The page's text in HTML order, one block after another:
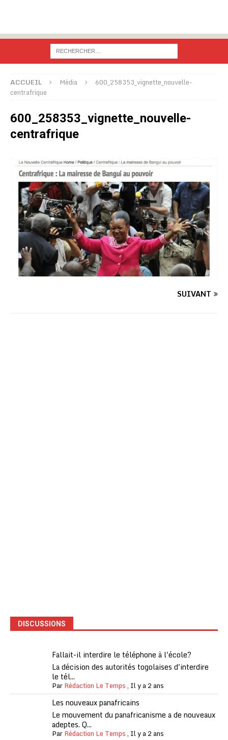
ACCUEIL Média
600_258353_vignette_nouvelle-
centrafrique
600_258353_vignette_nouvelle-
centrafrique
SUIVANT
DISCUSSIONS
Fallait-il interdire le téléphone à l'école?
La décision des autorités togolaises d'interdire
le tél...
ParRédaction Le Temps, Il y a 2 ans
Les nouveaux panafricains
Le mouvement du panafricanisme a de nouveaux
adeptes. Q...
ParRédaction Le Temps, Il y a 2 ans